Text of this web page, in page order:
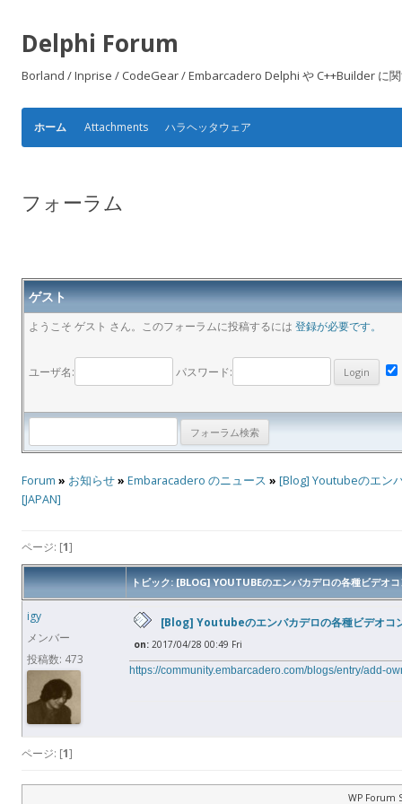
Delphi Forum
Borland / Inprise / CodeGear / Embarcadero Delphi や C++Builder に
ホーム Attachments ハラヘッタウェア
フォーラム
ゲスト
ようこそ ゲスト さん。このフォーラムに投稿するには 登録が必要です。
ユーザ名: パスワード:
Forum » お知らせ» Embaracadero のニュース » [Blog] Youtubeのエン
[JAPAN]
ページ: [1]
トピック: [BLOG] YOUTUBEのエンバカデロの各種ビデオ
igy
メンバー
投稿数: 473
[Blog] Youtubeのエンバカデロの各種ビデオコ
on: 2017/04/28 00:49 Fri
https://community.embarcadero.com/blogs/entry/add-
ページ: [1]
WP Forum